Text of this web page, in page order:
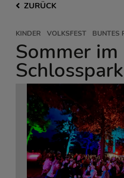
ZURÜCK
KINDER VOLKSFEST BUNTES
Sommer im
Schlosspark